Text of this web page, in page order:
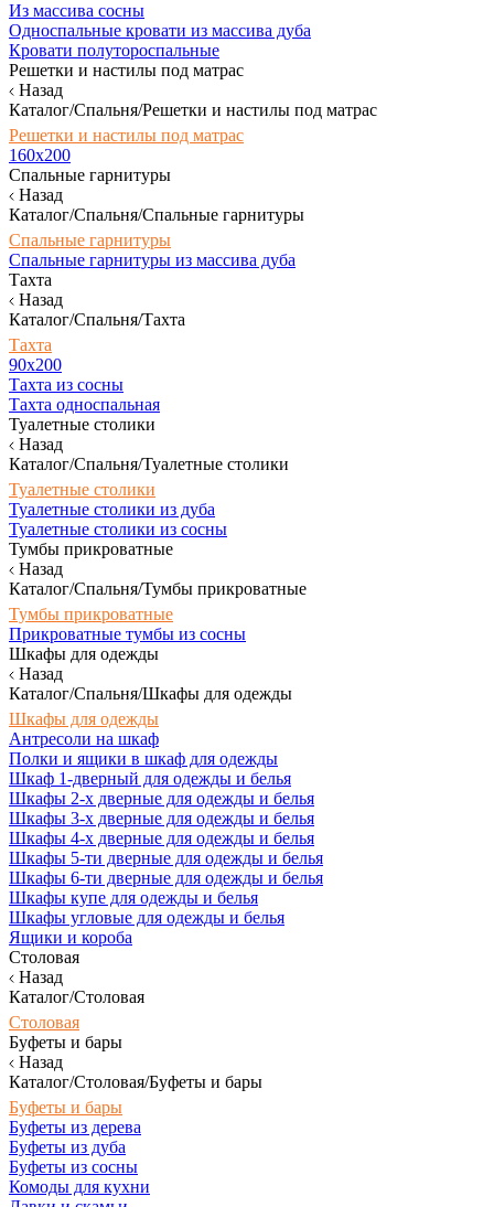
Из массива сосны
Односпальные кровати из массива дуба
Кровати полутороспальные
Решетки и настилы под матрас
Назад
Каталог/Спальня/Решетки и настилы под матрас
Решетки и настилы под матрас
160х200
Спальные гарнитуры
Назад
Каталог/Спальня/Спальные гарнитуры
Спальные гарнитуры
Спальные гарнитуры из массива дуба
Тахта
Назад
Каталог/Спальня/Тахта
Тахта
90х200
Тахта из сосны
Тахта односпальная
Туалетные столики
Назад
Каталог/Спальня/Туалетные столики
Туалетные столики
Туалетные столики из дуба
Туалетные столики из сосны
Тумбы прикроватные
Назад
Каталог/Спальня/Тумбы прикроватные
Тумбы прикроватные
Прикроватные тумбы из сосны
Шкафы для одежды
Назад
Каталог/Спальня/Шкафы для одежды
Шкафы для одежды
Антресоли на шкаф
Полки и ящики в шкаф для одежды
Шкаф 1-дверный для одежды и белья
Шкафы 2-х дверные для одежды и белья
Шкафы 3-х дверные для одежды и белья
Шкафы 4-х дверные для одежды и белья
Шкафы 5-ти дверные для одежды и белья
Шкафы 6-ти дверные для одежды и белья
Шкафы купе для одежды и белья
Шкафы угловые для одежды и белья
Ящики и короба
Столовая
Назад
Каталог/Столовая
Столовая
Буфеты и бары
Назад
Каталог/Столовая/Буфеты и бары
Буфеты и бары
Буфеты из дерева
Буфеты из дуба
Буфеты из сосны
Комоды для кухни